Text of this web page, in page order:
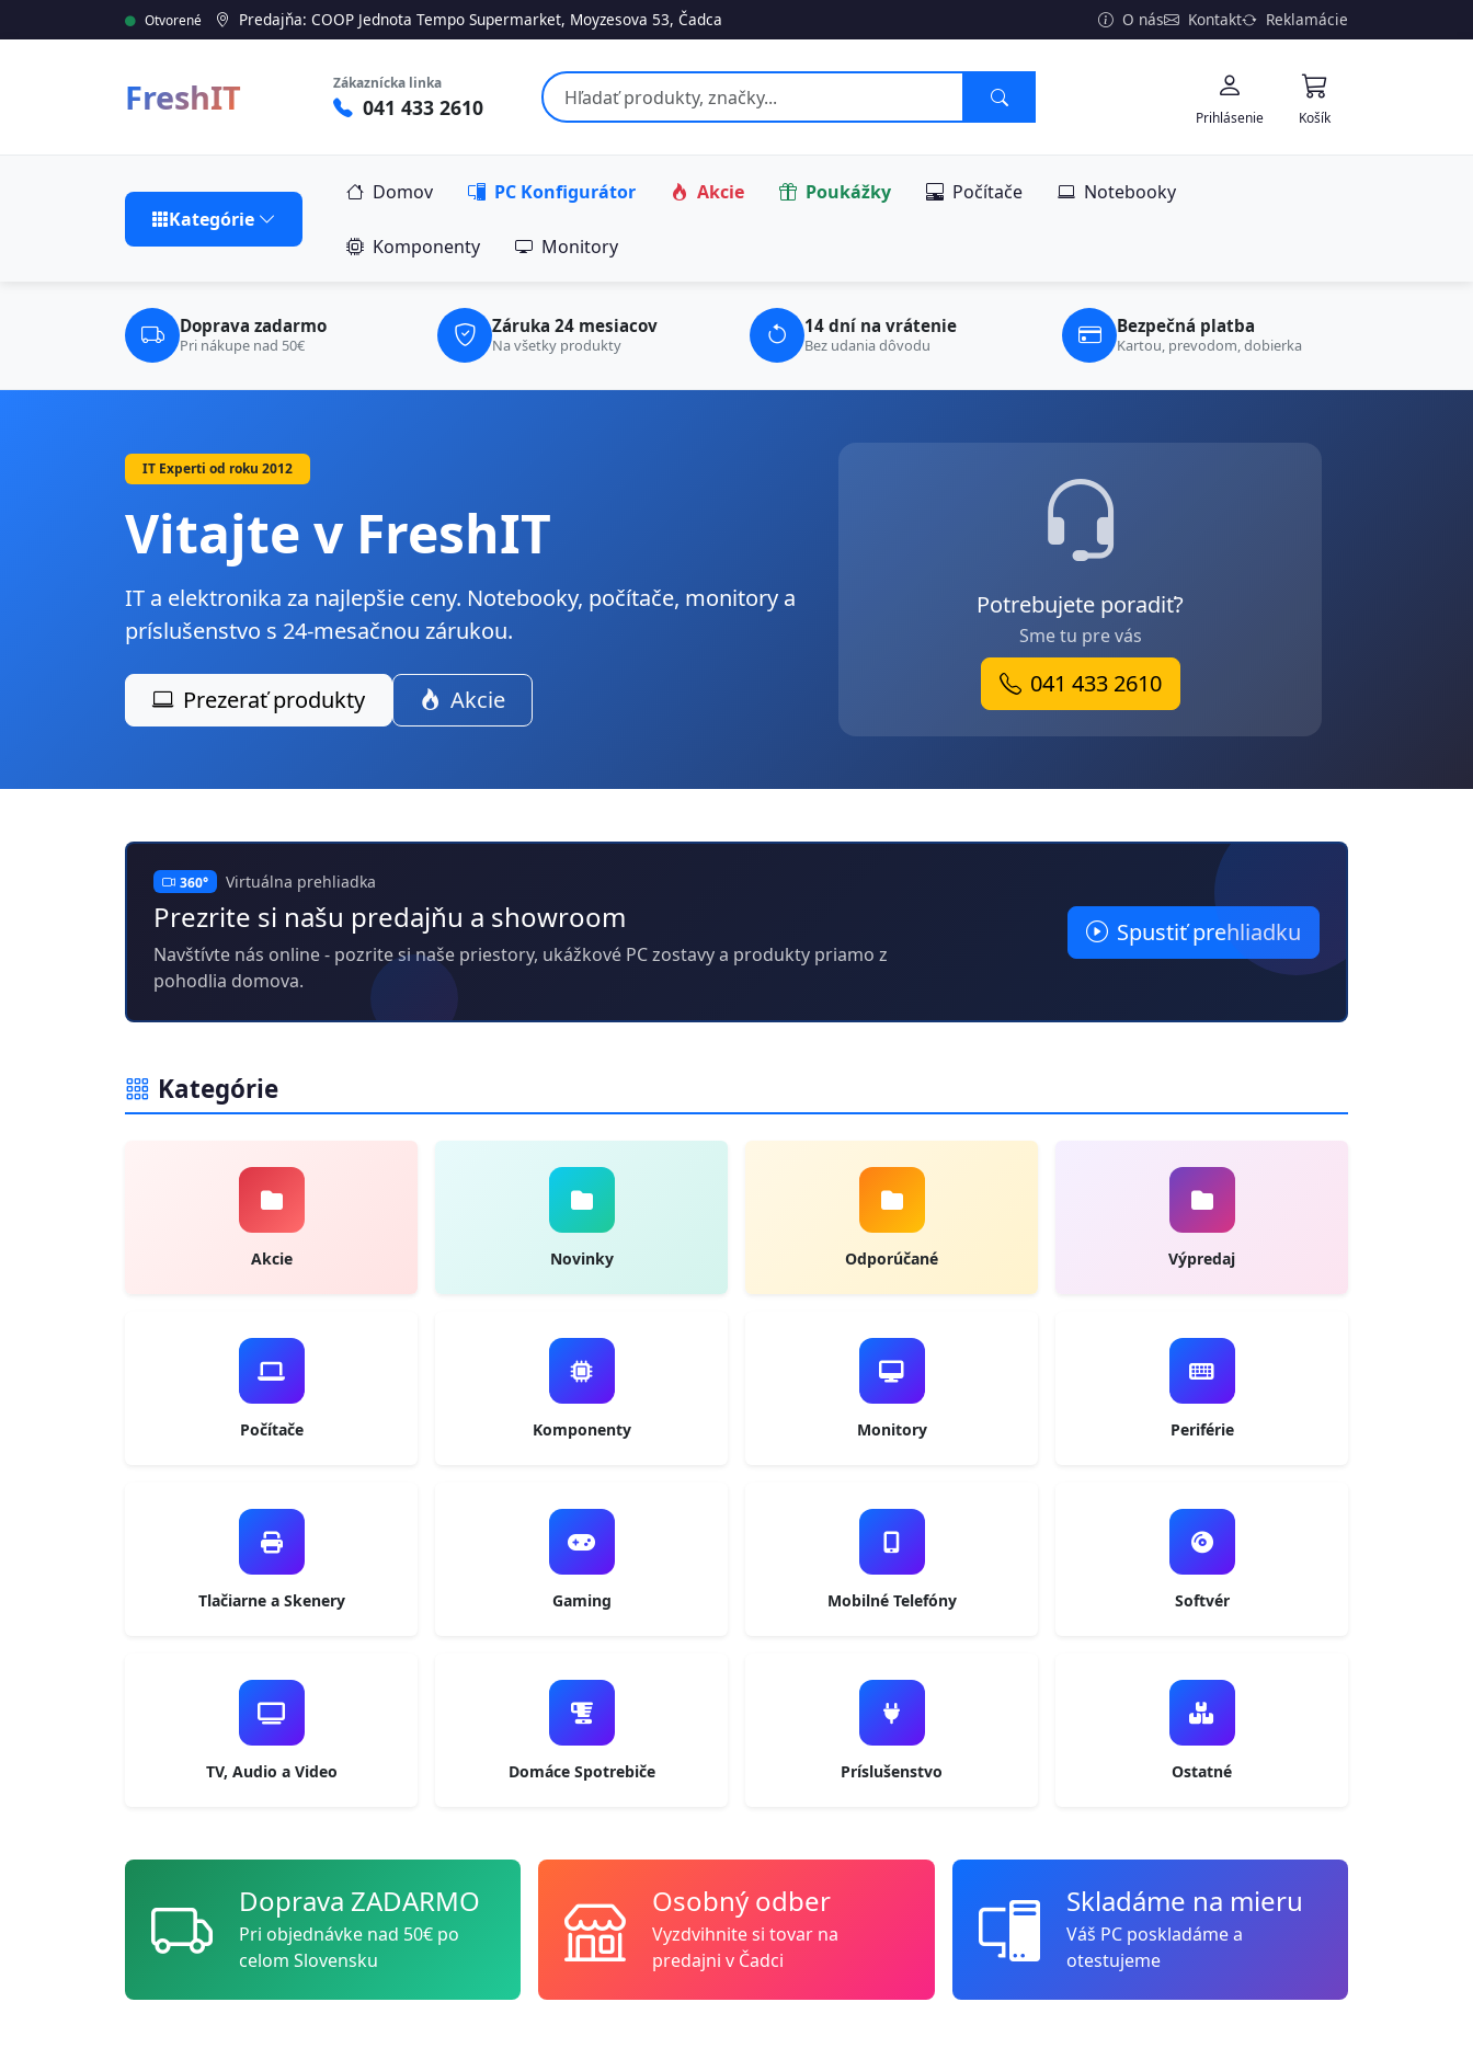
Otvorené Predajňa: COOP Jednota Tempo Supermarket, Moyzesova 53, Čadca O nás Kontakt Reklamácie
FreshIT Zákaznícka linka
041 433 2610 Prihlásenie Košík
Kategórie
Domov PC Konfigurátor Akcie Poukážky Počítače Notebooky
Komponenty Monitory
Doprava zadarmo
Pri nákupe nad 50€
Záruka 24 mesiacov
Na všetky produkty
14 dní na vrátenie
Bez udania dôvodu
Bezpečná platba
Kartou, prevodom, dobierka
IT Experti od roku 2012
Vitajte v FreshIT
IT a elektronika za najlepšie ceny. Notebooky, počítače, monitory a
príslušenstvo s 24-mesačnou zárukou.
Prezerať produkty Akcie
Potrebujete poradiť?
Sme tu pre vás
041 433 2610
360° Virtuálna prehliadka
Prezrite si našu predajňu a showroom
Navštívte nás online - pozrite si naše priestory, ukážkové PC zostavy a produkty priamo z
pohodlia domova.
Spustiť prehliadku
Kategórie
Akcie Novinky Odporúčané Výpredaj
Počítače Komponenty Monitory Periférie
Tlačiarne a Skenery Gaming Mobilné Telefóny Softvér
TV, Audio a Video Domáce Spotrebiče Príslušenstvo Ostatné
Doprava ZADARMO
Pri objednávke nad 50€ po
celom Slovensku
Osobný odber
Vyzdvihnite si tovar na
predajni v Čadci
Skladáme na mieru
Váš PC poskladáme a
otestujeme